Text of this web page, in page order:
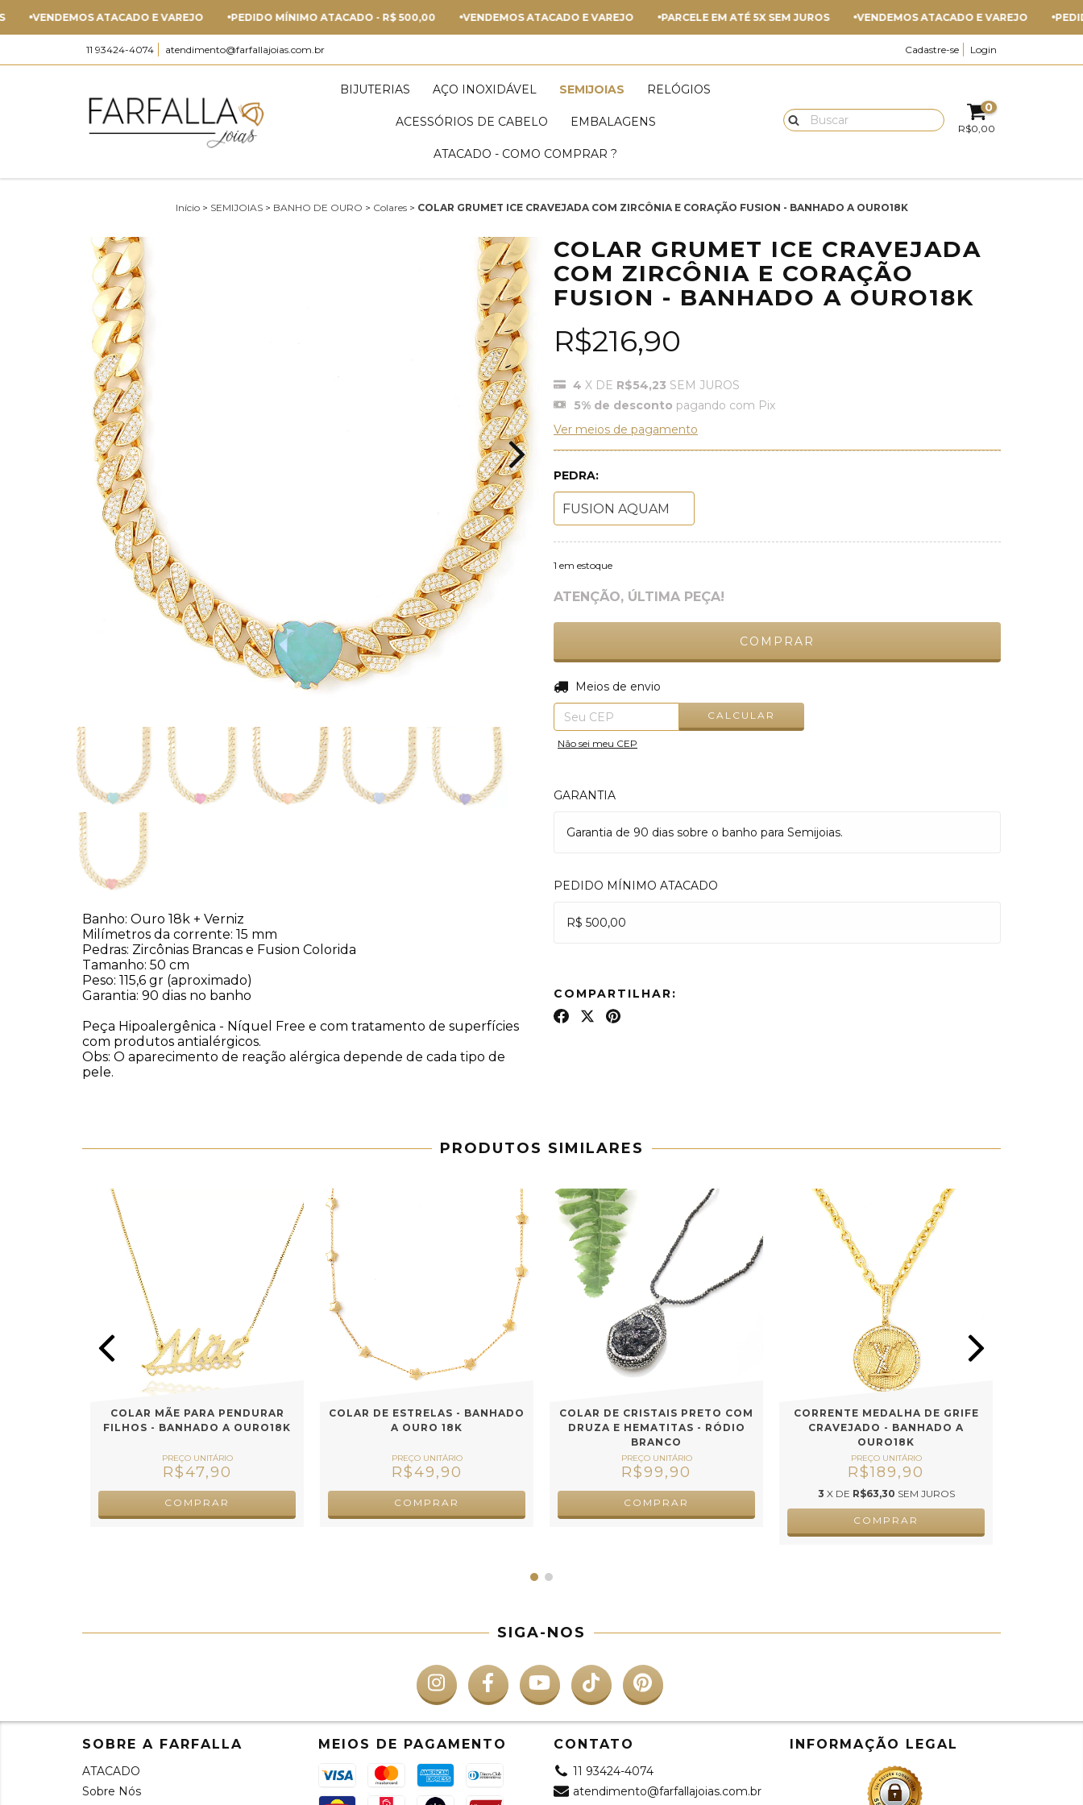
ATACADO E VAREJO PEDIDO MÍNIMO ATACADO - R$ 500,00 VENDEMOS ATACADO E VAREJO PARCELE EM ATÉ 5X SEM JUROS VENDEMOS ATACADO E VAREJO PEDIDO
11 93424-4074 atendimento@farfallajoias.com.br Cadastre-se Login
BIJUTERIAS AÇO INOXIDÁVEL SEMIJOIAS RELÓGIOS
ACESSÓRIOS DE CABELO EMBALAGENS
ATACADO - COMO COMPRAR ?
0
R$0,00
Início > SEMIJOIAS > BANHO DE OURO > Colares > COLAR GRUMET ICE CRAVEJADA COM ZIRCÔNIA E CORAÇÃO FUSION - BANHADO A OURO18K
Banho: Ouro 18k + Verniz
Milímetros da corrente: 15 mm
Pedras: Zircônias Brancas e Fusion Colorida
Tamanho: 50 cm
Peso: 115,6 gr (aproximado)
Garantia: 90 dias no banho
Peça Hipoalergênica - Níquel Free e com tratamento de superfícies
com produtos antialérgicos.
Obs: O aparecimento de reação alérgica depende de cada tipo de
pele.
COLAR GRUMET ICE CRAVEJADA
COM ZIRCÔNIA E CORAÇÃO
FUSION - BANHADO A OURO18K
R$216,90
4 X DE R$54,23 SEM JUROS
5% de desconto pagando com Pix
Ver meios de pagamento
PEDRA:
1 em estoque
ATENÇÃO, ÚLTIMA PEÇA!
Entregas para o CEP:
Meios de envio
CALCULAR
Não sei meu CEP
GARANTIA
Garantia de 90 dias sobre o banho para Semijoias.
PEDIDO MÍNIMO ATACADO
R$ 500,00
COMPARTILHAR:
PRODUTOS SIMILARES
COLAR MÃE PARA PENDURAR
FILHOS - BANHADO A OURO18K
R$47,90
COMPRAR
COLAR DE ESTRELAS - BANHADO
A OURO 18K
R$49,90
COMPRAR
COLAR DE CRISTAIS PRETO COM
DRUZA E HEMATITAS - RÓDIO
BRANCO
R$99,90
COMPRAR
CORRENTE MEDALHA DE GRIFE
CRAVEJADO - BANHADO A
OURO18K
R$189,90
3 X DE R$63,30 SEM JUROS
COMPRAR
SIGA-NOS
SOBRE A FARFALLA
ATACADO
Sobre Nós
MEIOS DE PAGAMENTO CONTATO
11 93424-4074
atendimento@farfallajoias.com.br
INFORMAÇÃO LEGAL